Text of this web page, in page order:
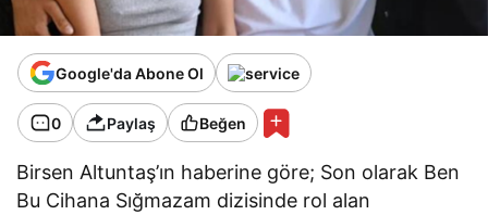
Google'da Abone Ol
0 Paylaş Beğen
Birsen Altuntaş’ın haberine göre; Son olarak Ben
Bu Cihana Sığmazam dizisinde rol alan